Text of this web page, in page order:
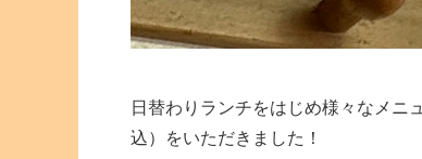
日替わりランチをはじめ様々なメニ
込）をいただきました！